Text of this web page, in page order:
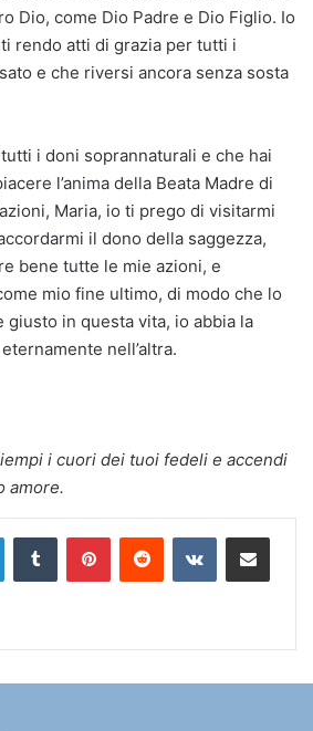
Dio, come Dio Padre e Dio Figlio. Io
rendo atti di grazia per tutti i
e che riversi ancora senza sosta
i doni soprannaturali e che hai
l’anima della Beata Madre di
Maria, io ti prego di visitarmi
il dono della saggezza,
bene tutte le mie azioni, e
mio fine ultimo, di modo che lo
giusto in questa vita, io abbia la
nell’altra.
i cuori dei tuoi fedeli e accendi
amore.